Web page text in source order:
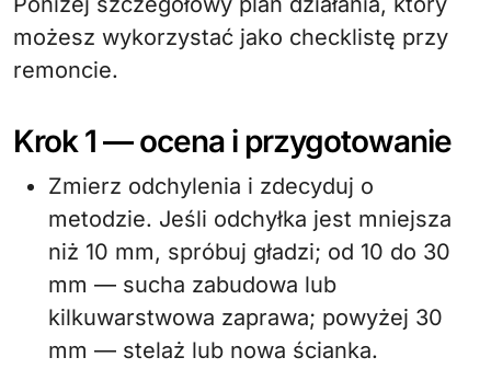
możesz wykorzystać jako checklistę przy
remoncie.
Krok 1 — ocena i przygotowanie
Zmierz odchylenia i zdecyduj o
metodzie. Jeśli odchyłka jest mniejsza
niż 10 mm, spróbuj gładzi; od 10 do 30
mm — sucha zabudowa lub
kilkuwarstwowa zaprawa; powyżej 30
mm — stelaż lub nowa ścianka.